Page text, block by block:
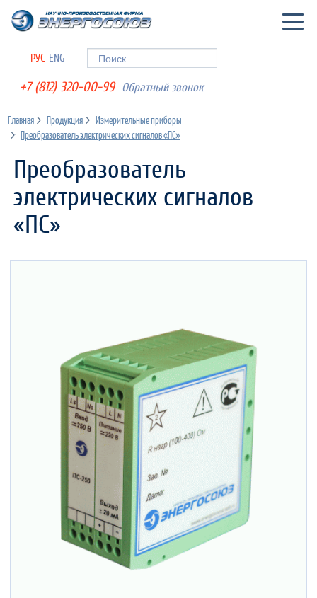
РУС ENG Форма поиска
+7 (812) 320-00-99
Обратный звонок
Главная Продукция
Измерительные приборы
Преобразователь электрических сигналов «ПС»
Преобразователь
электрических сигналов
«ПС»